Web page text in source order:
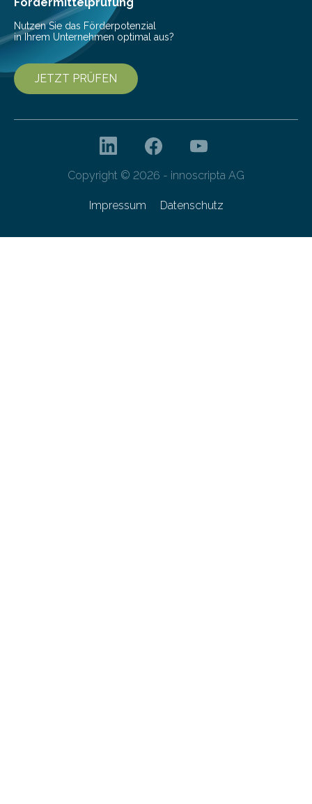
entwickelt. Mit nur…
Fördermittelprüfung
Nutzen Sie das Förderpotenzial
in Ihrem Unternehmen optimal aus?
JETZT PRÜFEN
Copyright © 2026 - innoscripta AG
Impressum Datenschutz